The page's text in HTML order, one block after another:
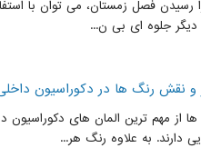
رسیدن فصل زمستان، می توان با
جلوه ای بی ن...
و نقش رنگ ها در دکوراسیون
از مهم ترین المان های
دارند. به علاوه رنگ هر...